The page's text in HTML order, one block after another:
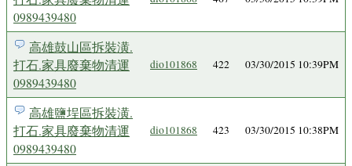
0989439480
高雄鼓山區拆裝潢.
打石.家具廢棄物清運
0989439480
dio101868 422 03/30/2015 10:39PM
高雄鹽埕區拆裝潢.
打石.家具廢棄物清運
0989439480
dio101868 423 03/30/2015 10:38PM